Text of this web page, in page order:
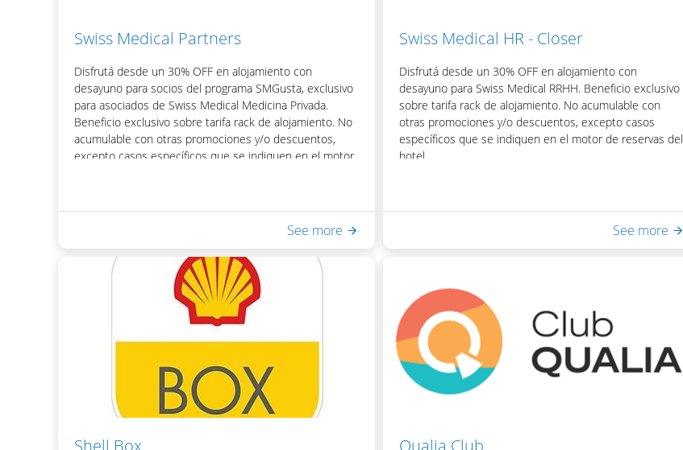
Swiss Medical Partners
Disfrutá desde un 30% OFF en alojamiento con
desayuno para socios del programa SMGusta, exclusivo
para asociados de Swiss Medical Medicina Privada.
Beneficio exclusivo sobre tarifa rack de alojamiento. No
acumulable con otras promociones y/o descuentos,
excepto casos específicos que se indiquen en el motor
- Desayuno Buffet
- Acceso a Equilibrium Spa & Health: piscina interna
climatizada, sauna seco, ducha escocesa
- WiFi en habitaciones y áreas públicas
Una vez obtenido el código, podrás acceder el
descuento colocando el mismo en la casilla de "Código
Promocional" del motor de reservas del hotel.
See more
Swiss Medical HR - Closer
Disfrutá desde un 30% OFF en alojamiento con
desayuno para Swiss Medical RRHH. Beneficio exclusivo
sobre tarifa rack de alojamiento. No acumulable con
otras promociones y/o descuentos, excepto casos
específicos que se indiquen en el motor de reservas del
hotel.
- Acceso a Equilibrium Spa & Health: piscina interna
climatizada, sauna seco, ducha escocesa
- WiFi en habitaciones y áreas públicas
Una vez obtenido el código, podrás acceder el
descuento colocando el mismo en la casilla de "Código
Promocional" del motor de reservas del hotel.
See more
Shell Box Qualia Club